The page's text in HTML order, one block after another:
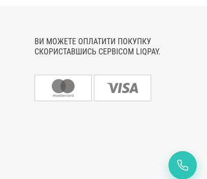
ВИ МОЖЕТЕ ОПЛАТИТИ ПОКУПКУ
СКОРИСТАВШИСЬ СЕРВІСОМ LIQPAY.